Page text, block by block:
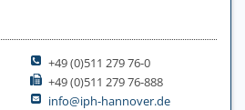
+49 (0)511 279 76-0
+49 (0)511 279 76-888
info@iph-hannover.de